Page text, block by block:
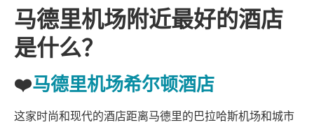
马德里机场附近最好的酒店
是什么？
❤️马德里机场希尔顿酒店
这家时尚和现代的酒店距离马德里的巴拉哈斯机场和城市